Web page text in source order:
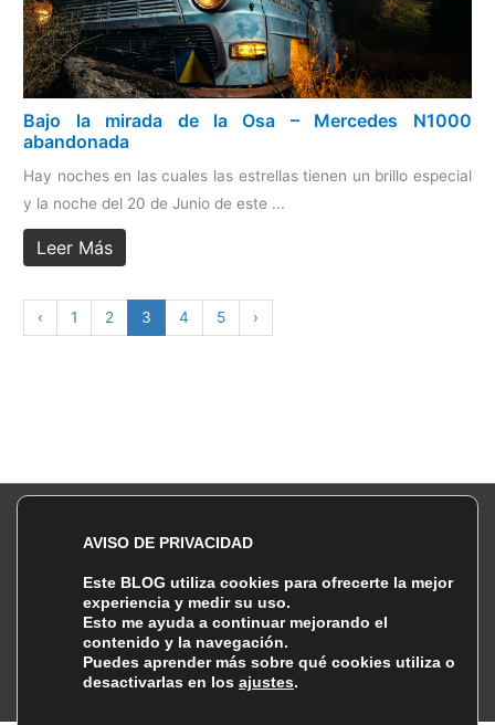
Bajo la mirada de la Osa – Mercedes N1000
abandonada
Hay noches en las cuales las estrellas tienen un brillo especial
y la noche del 20 de Junio de este ...
Leer Más
‹ 1 2 3 4 5 ›
¡Sígueme!
Instagram Facebook Twitter Threads
500px Flickr
AVISO DE PRIVACIDAD
Este BLOG utiliza cookies para ofrecerte la mejor
experiencia y medir su uso.
Esto me ayuda a continuar mejorando el
contenido y la navegación.
Puedes aprender más sobre qué cookies utiliza o
desactivarlas en los ajustes.